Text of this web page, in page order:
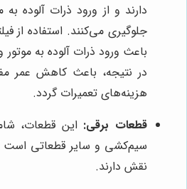
دارند و از ورود ذرات آلوده
جلوگیری می‌کنند. استفاده از
باعث ورود ذرات آلوده به
در نتیجه، باعث کاهش عمر
هزینه‌های تعمیرات گردد.
قطعات برقی: این قطعات،
سیم‌کشی و سایر قطعاتی است
نقش دارند.